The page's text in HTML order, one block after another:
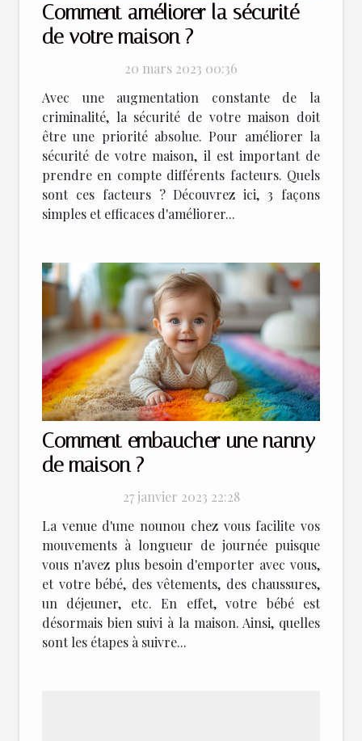
Comment améliorer la sécurité
de votre maison ?
20 mars 2023 00:36
Avec une augmentation constante de la
criminalité, la sécurité de votre maison doit
être une priorité absolue. Pour améliorer la
sécurité de votre maison, il est important de
prendre en compte différents facteurs. Quels
sont ces facteurs ? Découvrez ici, 3 façons
simples et efficaces d'améliorer...
Comment embaucher une nanny
de maison ?
27 janvier 2023 22:28
La venue d'une nounou chez vous facilite vos
mouvements à longueur de journée puisque
vous n'avez plus besoin d'emporter avec vous,
et votre bébé, des vêtements, des chaussures,
un déjeuner, etc. En effet, votre bébé est
désormais bien suivi à la maison. Ainsi, quelles
sont les étapes à suivre...